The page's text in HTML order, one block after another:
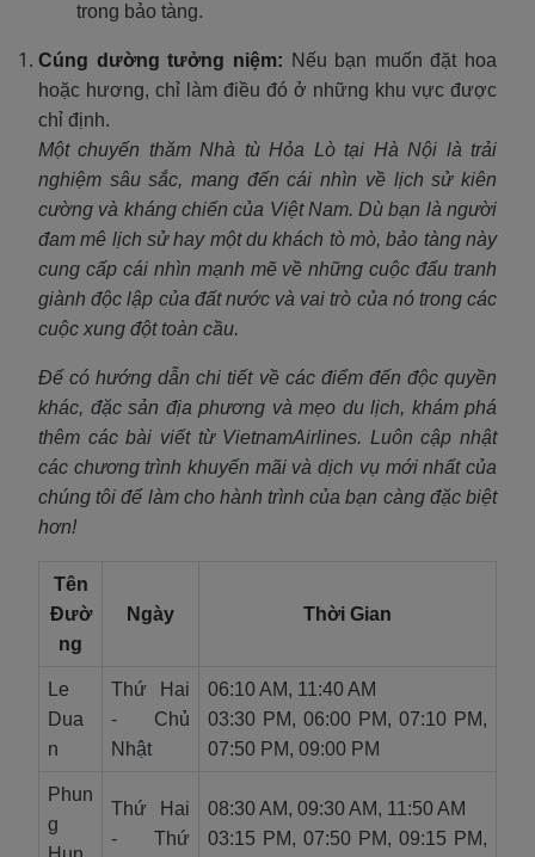
trong bảo tàng.
Cúng dường tưởng niệm: Nếu bạn muốn đặt hoa
hoặc hương, chỉ làm điều đó ở những khu vực được
chỉ định.
Một chuyến thăm Nhà tù Hỏa Lò tại Hà Nội là trải
nghiệm sâu sắc, mang đến cái nhìn về lịch sử kiên
cường và kháng chiến của Việt Nam. Dù bạn là người
đam mê lịch sử hay một du khách tò mò, bảo tàng này
cung cấp cái nhìn mạnh mẽ về những cuộc đấu tranh
giành độc lập của đất nước và vai trò của nó trong các
cuộc xung đột toàn cầu.
Để có hướng dẫn chi tiết về các điểm đến độc quyền
khác, đặc sản địa phương và mẹo du lịch, khám phá
thêm các bài viết từ VietnamAirlines. Luôn cập nhật
các chương trình khuyến mãi và dịch vụ mới nhất của
chúng tôi để làm cho hành trình của bạn càng đặc biệt
hơn!
Tên
Đườ
ng
Ngày Thời Gian
Le
Dua
n
Thứ Hai
- Chủ
Nhật
06:10 AM, 11:40 AM
03:30 PM, 06:00 PM, 07:10 PM,
07:50 PM, 09:00 PM
Phun
g
Thứ Hai
- Thứ
08:30 AM, 09:30 AM, 11:50 AM
03:15 PM, 07:50 PM, 09:15 PM,